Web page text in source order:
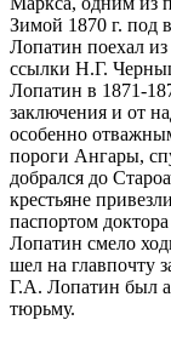
Зимой 1870 г. под
Лопатин поехал
ссылки Н.Г.
Лопатин в 1871-
заключения и от
особенно
пороги Ангары,
добрался до
крестьяне
паспортом
Лопатин смело
шел на главпочту
Г.А. Лопатин был
тюрьму.